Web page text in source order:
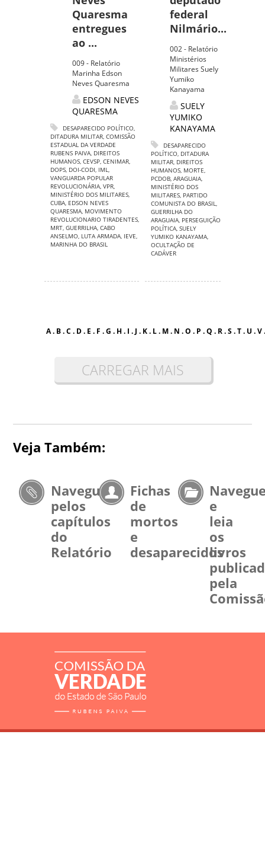
Quaresma
entregues
ao ...
009 - Relatório
Marinha Edson
Neves Quaresma
EDSON NEVES
QUARESMA
DESAPARECIDO POLÍTICO,
DITADURA MILITAR, COMISSÃO
ESTADUAL DA VERDADE
RUBENS PAIVA, DIREITOS
HUMANOS, CEVSP, CENIMAR,
DOPS, DOI-CODI, IML,
VANGUARDA POPULAR
REVOLUCIONÁRIA, VPR,
MINISTÉRIO DOS MILITARES,
CUBA, EDSON NEVES
QUARESMA, MOVIMENTO
REVOLUCIONARIO TIRADENTES,
MRT, GUERRILHA, CABO
ANSELMO, LUTA ARMADA, IEVE,
MARINHA DO BRASIL
federal
Nilmário...
002 - Relatório
Ministérios
Militares Suely
Yumiko
Kanayama
SUELY
YUMIKO
KANAYAMA
DESAPARECIDO
POLÍTICO, DITADURA
MILITAR, DIREITOS
HUMANOS, MORTE,
PCDOB, ARAGUAIA,
MINISTÉRIO DOS
MILITARES, PARTIDO
COMUNISTA DO BRASIL,
GUERRILHA DO
ARAGUAIA, PERSEGUIÇÃO
POLÍTICA, SUELY
YUMIKO KANAYAMA,
OCULTAÇÃO DE
CADÁVER
A. B.C . D. E . F .G . H. I . J . K. L. M. N .O . P .Q . R.S.T. U .V.
CARREGAR MAIS
Veja Também:
Navegue
pelos
capítulos
do
Relatório
Fichas
de
mortos
e
desaparecidos
e
leia
os
livros
pela